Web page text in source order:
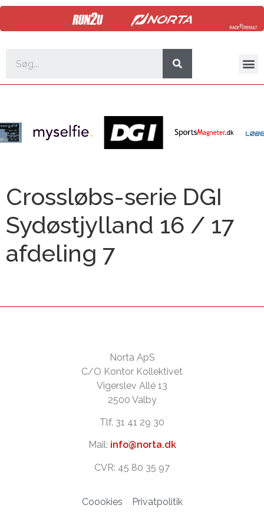
Crossløbs-serie DGI
Sydøstjylland 16 / 17
afdeling 7
Norta ApS
C/O Kontor Kollektivet
Vigerslev Allé 13
2500 Valby
Tlf. 31 41 29 30
Mail: info@norta.dk
CVR: 45 80 35 97
Coookies Privatpolitik